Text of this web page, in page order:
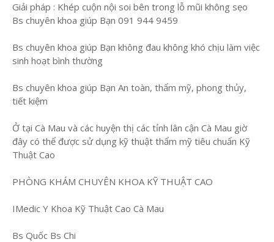
Giải pháp : Khép cuộn nội soi bên trong lỗ mũi không sẹo
Bs chuyên khoa giúp Bạn 091 944 9459
Bs chuyên khoa giúp Bạn không đau không khó chịu làm việc
sinh hoạt bình thường
Bs chuyên khoa giúp Bạn An toàn, thẩm mỹ, phong thủy,
tiết kiệm
Ở tại Cà Mau và các huyện thị các tỉnh lân cận Cà Mau giờ
đây có thể được sử dụng kỹ thuật thẩm mỹ tiêu chuẩn Kỹ
Thuật Cao
PHÒNG KHÁM CHUYÊN KHOA KỸ THUẬT CAO
IMedic Y Khoa Kỹ Thuật Cao Cà Mau
Bs Quốc Bs Chi